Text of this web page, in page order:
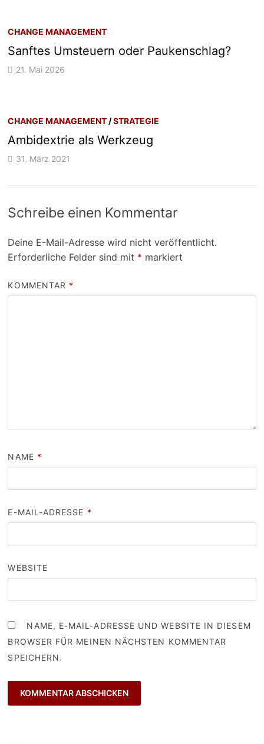
CHANGE MANAGEMENT
Sanftes Umsteuern oder Paukenschlag?
21. Mai 2026
CHANGE MANAGEMENT /STRATEGIE
Ambidextrie als Werkzeug
31. März 2021
Schreibe einen Kommentar
Deine E-Mail-Adresse wird nicht veröffentlicht.
Erforderliche Felder sind mit * markiert
KOMMENTAR *
NAME *
E-MAIL-ADRESSE *
WEBSITE
NAME, E-MAIL-ADRESSE UND WEBSITE IN DIESEM
BROWSER FÜR MEINEN NÄCHSTEN KOMMENTAR
SPEICHERN.